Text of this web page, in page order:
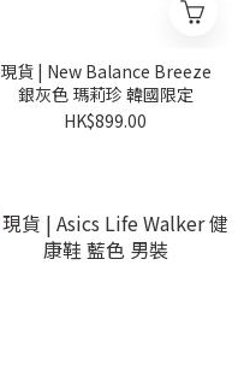
現貨 | New Balance Breeze
銀灰色 瑪莉珍 韓國限定
HK$899.00